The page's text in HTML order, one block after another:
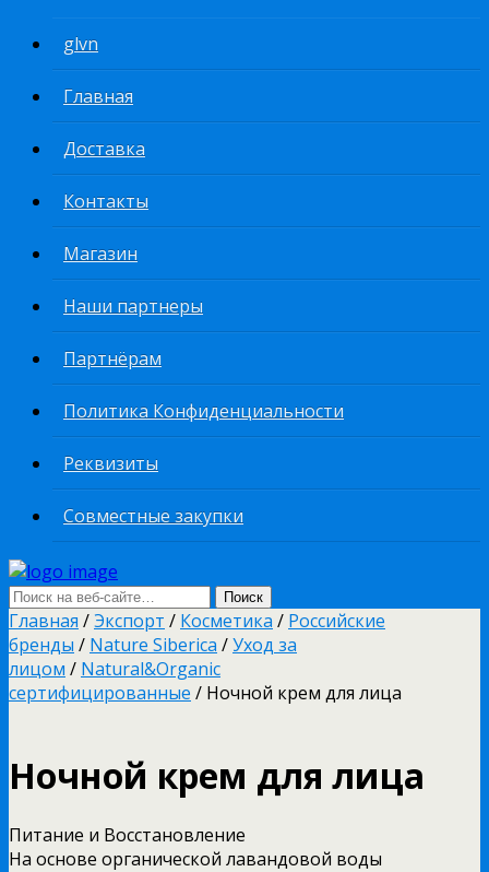
glvn
Главная
Доставка
Контакты
Магазин
Наши партнеры
Партнёрам
Политика Конфиденциальности
Реквизиты
Совместные закупки
Главная /Экспорт / Косметика / Российские
бренды / Nature Siberica /Уход за
лицом / Natural&Organic
сертифицированные / Ночной крем для лица
Ночной крем для лица
Питание и Восстановление
На основе органической лавандовой воды